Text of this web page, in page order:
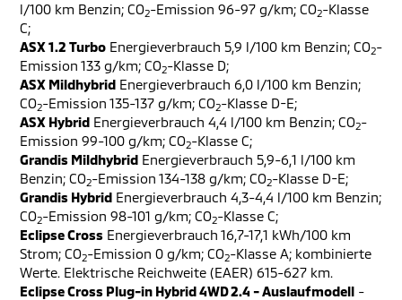
l/100 km Benzin; CO2-Emission 96-97 g/km; CO2-Klasse
C;
ASX 1.2 Turbo Energieverbrauch 5,9 l/100 km Benzin; CO2-
Emission 133 g/km; CO2-Klasse D;
ASX Mildhybrid Energieverbrauch 6,0 l/100 km Benzin;
CO2-Emission 135-137 g/km; CO2-Klasse D-E;
ASX Hybrid Energieverbrauch 4,4 l/100 km Benzin; CO2-
Emission 99-100 g/km; CO2-Klasse C;
Grandis Mildhybrid Energieverbrauch 5,9-6,1 l/100 km
Benzin; CO2-Emission 134-138 g/km; CO2-Klasse D-E;
Grandis Hybrid Energieverbrauch 4,3-4,4 l/100 km Benzin;
CO2-Emission 98-101 g/km; CO2-Klasse C;
Eclipse Cross Energieverbrauch 16,7-17,1 kWh/100 km
Strom; CO2-Emission 0 g/km; CO2-Klasse A; kombinierte
Werte. Elektrische Reichweite (EAER) 615-627 km.
Eclipse Cross Plug-in Hybrid 4WD 2.4 - Auslaufmodell -